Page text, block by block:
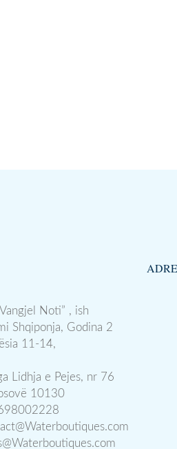
Noti” , ish
Shqiponja, Godina 2
11-14,
Lidhja e Pejes, nr 76
10130